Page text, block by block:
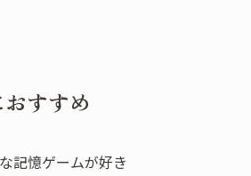
すすめ
記憶ゲームが好き